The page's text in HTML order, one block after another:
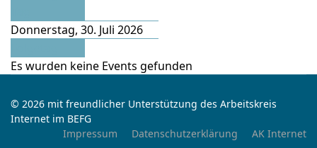
Donnerstag, 30. Juli 2026
Es wurden keine Events gefunden
© 2026 mit freundlicher Unterstützung des Arbeitskreis
Internet im BEFG
Impressum
Datenschutzerklärung AK Internet